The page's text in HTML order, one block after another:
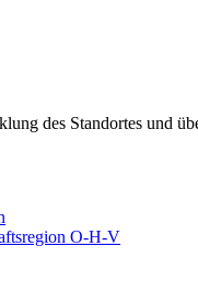
des Standortes und
O-H-V